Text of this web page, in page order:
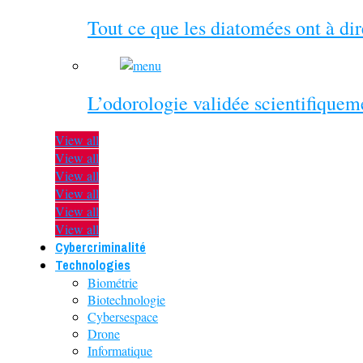
Tout ce que les diatomées ont à
L’odorologie validée
View all
View all
View all
View all
View all
View all
Cybercriminalité
Technologies
Biométrie
Biotechnologie
Cybersespace
Drone
Informatique